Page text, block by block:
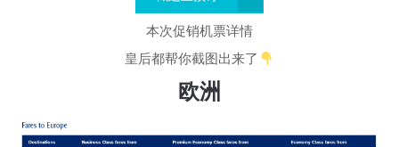
本次促销机票详情
皇后都帮你截图出来了
欧洲